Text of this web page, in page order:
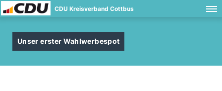
CDU Kreisverband Cottbus
Unser erster Wahlwerbespot